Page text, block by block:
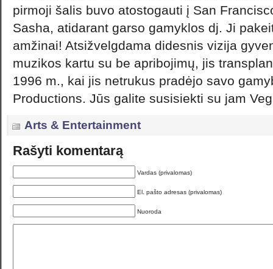
pirmoji šalis buvo atostogauti į San
Sasha, atidarant garso gamyklos dj. Ji
amžinai! Atsižvelgdama didesnis vizija
muzikos kartu su be apribojimų, jis
1996 m., kai jis netrukus pradėjo savo
Productions. Jūs galite susisiekti su jam
Arts & Entertainment
Rašyti komentarą
Vardas (privalomas)
El. pašto adresas (privalomas)
Nuoroda